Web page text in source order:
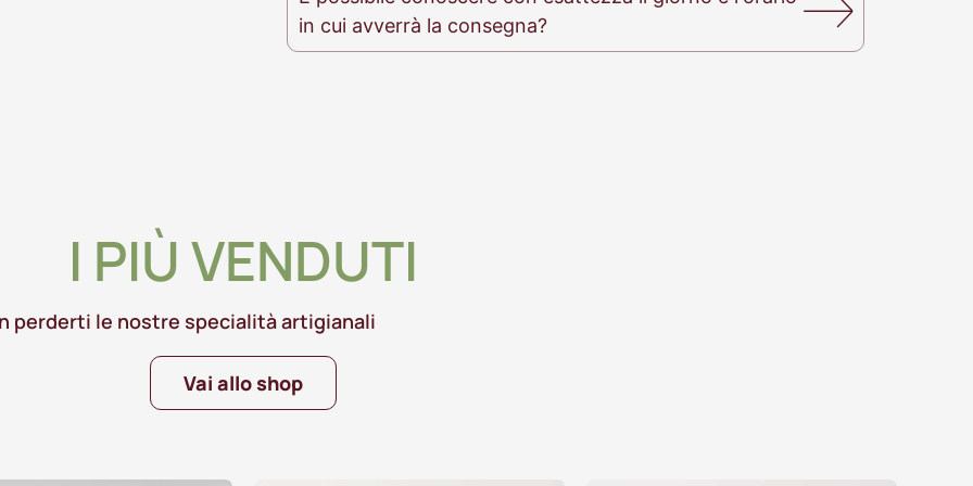
in cui avverrà la consegna?
I PIÙ VENDUTI
Vai allo shop
perderti le nostre specialità artigianali